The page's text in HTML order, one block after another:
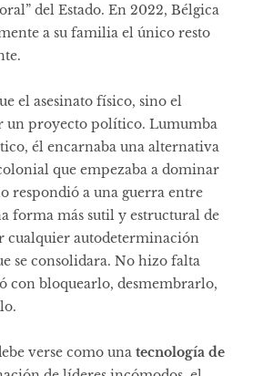
del Estado. En 2022, Bélgica
a su familia el único resto
el asesinato físico, sino el
un proyecto político. Lumumba
él encarnaba una alternativa
que empezaba a dominar
respondió a una guerra entre
forma más sutil y estructural de
cualquier autodeterminación
se consolidara. No hizo falta
con bloquearlo, desmembrarlo,
verse como una tecnología de